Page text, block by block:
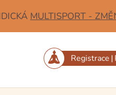
MULTISPORT -
Registrace |